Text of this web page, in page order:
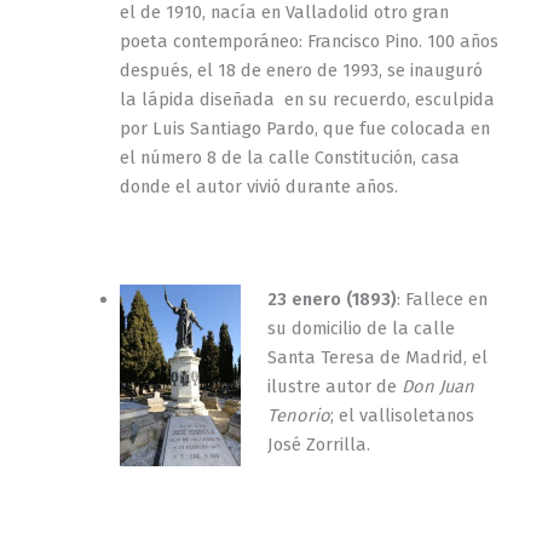
el de 1910, nacía en Valladolid otro gran
poeta contemporáneo: Francisco Pino. 100 años
después, el 18 de enero de 1993, se inauguró
la lápida diseñada en su recuerdo, esculpida
por Luis Santiago Pardo, que fue colocada en
el número 8 de la calle Constitución, casa
donde el autor vivió durante años.
23 enero (1893): Fallece en
su domicilio de la calle
Santa Teresa de Madrid, el
ilustre autor de Don Juan
Tenorio; el vallisoletanos
José Zorrilla.